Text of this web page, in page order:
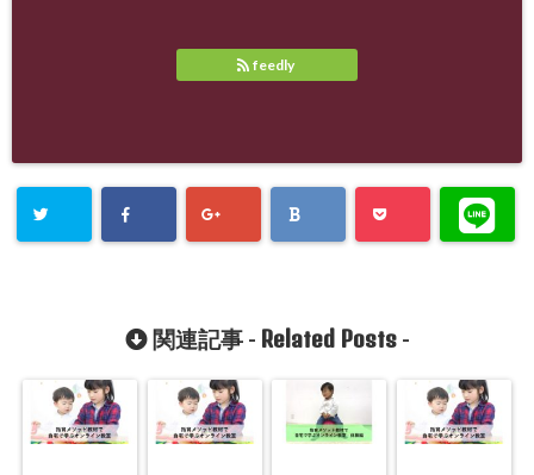
feedly
関連記事 - Related Posts-